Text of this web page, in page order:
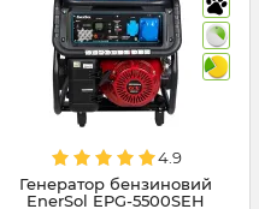
4.9
Генератор бензиновий
EnerSol EPG-5500SEH